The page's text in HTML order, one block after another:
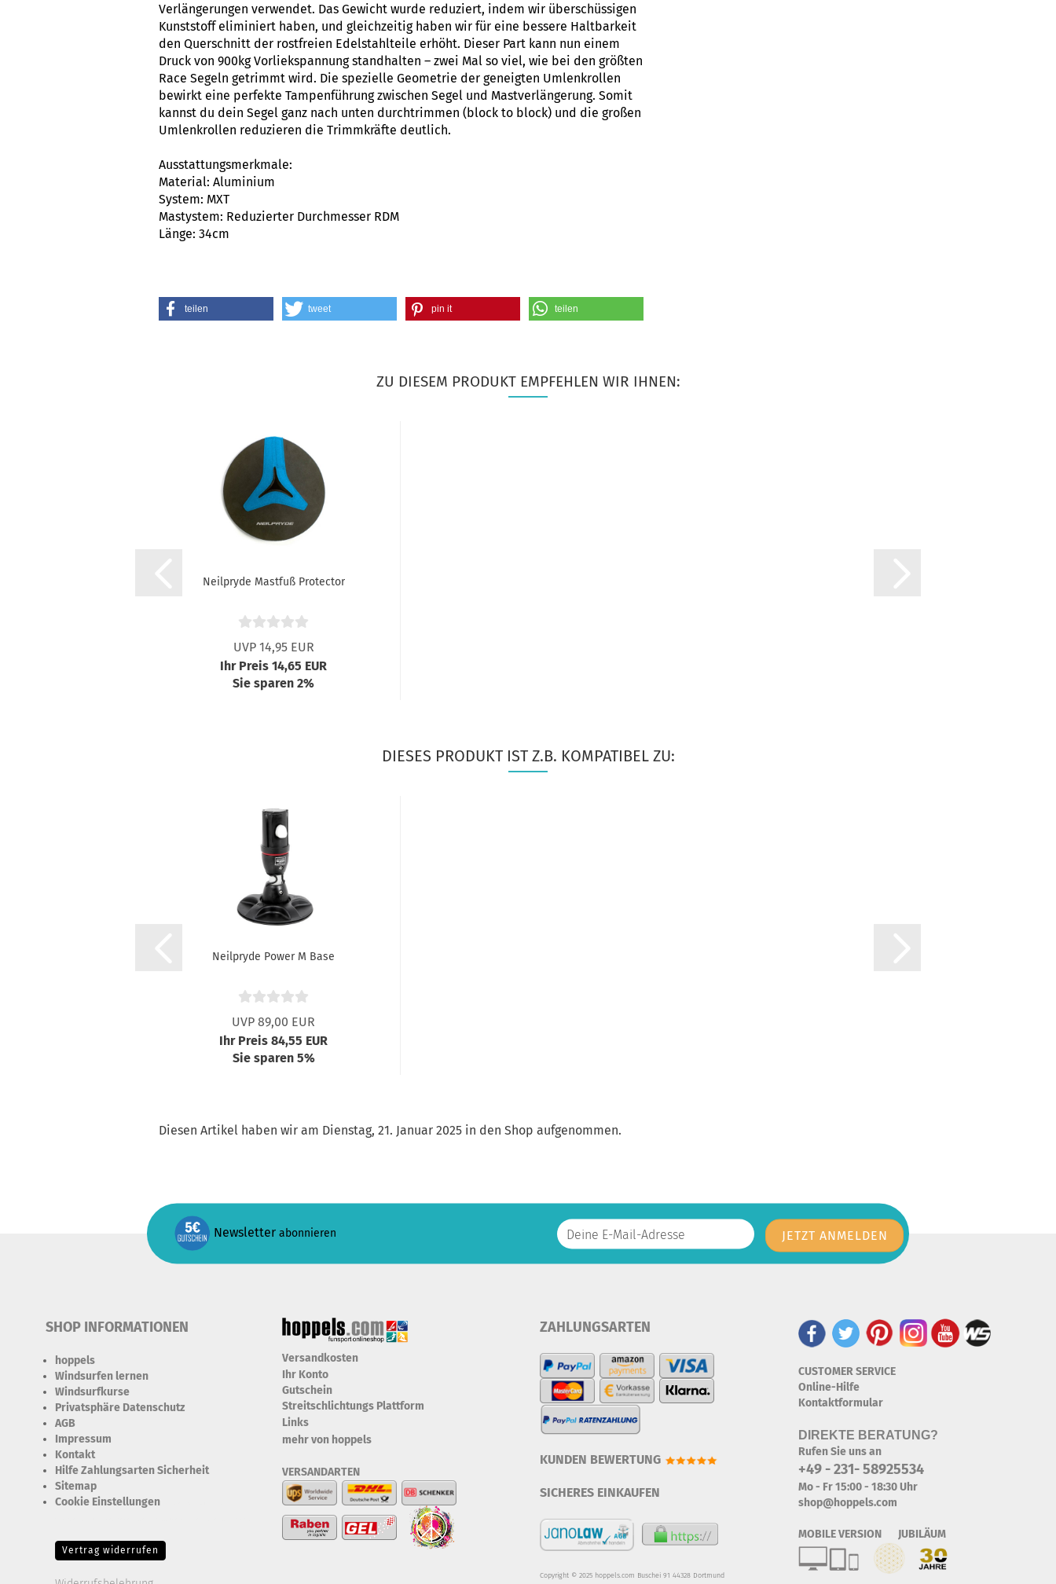
Verlängerungen verwendet. Das Gewicht wurde reduziert, indem wir überschüssigen
Kunststoff eliminiert haben, und gleichzeitig haben wir für eine bessere Haltbarkeit
den Querschnitt der rostfreien Edelstahlteile erhöht. Dieser Part kann nun einem
Druck von 900kg Vorliekspannung standhalten – zwei Mal so viel, wie bei den größten
Race Segeln getrimmt wird. Die spezielle Geometrie der geneigten Umlenkrollen
bewirkt eine perfekte Tampenführung zwischen Segel und Mastverlängerung. Somit
kannst du dein Segel ganz nach unten durchtrimmen (block to block) und die großen
Umlenkrollen reduzieren die Trimmkräfte deutlich.
Ausstattungsmerkmale:
Material: Aluminium
System: MXT
Mastystem: Reduzierter Durchmesser RDM
Länge: 34cm
teilen tweet pin it teilen
ZU DIESEM PRODUKT EMPFEHLEN WIR IHNEN:
Neilpryde Mastfuß Protector
UVP 14,95 EUR
Ihr Preis 14,65 EUR
Sie sparen 2%
DIESES PRODUKT IST Z.B. KOMPATIBEL ZU:
Neilpryde Power M Base
UVP 89,00 EUR
Ihr Preis 84,55 EUR
Sie sparen 5%
Diesen Artikel haben wir am Dienstag, 21. Januar 2025 in den Shop aufgenommen.
Newsletter abonnieren
SHOP INFORMATIONEN
hoppels
Windsurfen lernen
Windsurfkurse
Privatsphäre Datenschutz
AGB
Impressum
Kontakt
Hilfe Zahlungsarten Sicherheit
Sitemap
Cookie Einstellungen
Vertrag widerrufen
Versandkosten
Ihr Konto
Gutschein
Streitschlichtungs Plattform
Links
mehr von hoppels
VERSANDARTEN
ZAHLUNGSARTEN
KUNDEN BEWERTUNG
SICHERES EINKAUFEN
Copyright © 2025 hoppels.com Buschei 91 44328 Dortmund
CUSTOMER SERVICE
Online-Hilfe
Kontaktformular
DIREKTE BERATUNG?
Rufen Sie uns an
+49 - 231- 58925534
Mo - Fr 15:00 - 18:30 Uhr
shop@hoppels.com
MOBILE VERSION JUBILÄUM